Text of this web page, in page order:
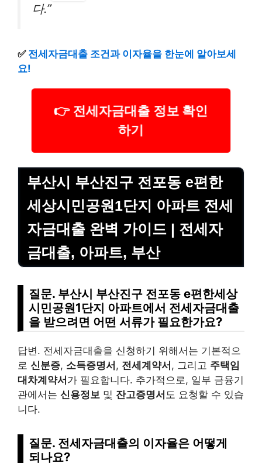
다.”
✅ 전세자금대출 조건과 이자율을 한눈에 알아보세
요!
👉 전세자금대출 정보 확인
하기
부산시 부산진구 전포동 e편한
세상시민공원1단지 아파트 전세
자금대출 완벽 가이드 | 전세자
금대출, 아파트, 부산
질문. 부산시 부산진구 전포동 e편한세상
시민공원1단지 아파트에서 전세자금대출
을 받으려면 어떤 서류가 필요한가요?
답변. 전세자금대출을 신청하기 위해서는 기본적으
로 신분증, 소득증명서, 전세계약서, 그리고 주택임
대차계약서가 필요합니다. 추가적으로, 일부 금융기
관에서는 신용정보 및 잔고증명서 도 요청할 수 있습
니다.
질문. 전세자금대출의 이자율은 어떻게
되나요?